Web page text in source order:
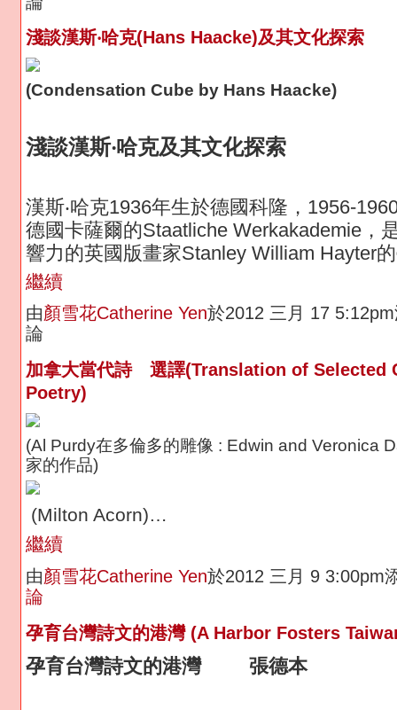
淺談漢斯‧哈克(Hans Haacke)及其文化探索
(Condensation Cube by Hans Haacke)
淺談漢斯‧哈克及其文化探索
漢斯‧哈克1936年生於德國科隆，1956-
德國卡薩爾的Staatliche Werkakademie，
響力的英國版畫家Stanley William Hayter
繼續
由顏雪花Catherine Yen於2012 三月 17
論
加拿大當代詩 選譯(Translation of Selected
Poetry)
(Al Purdy在多倫多的雕像 : Edwin and Veronica
家的作品)
(Milton Acorn)…
繼續
由顏雪花Catherine Yen於2012 三月 9
論
孕育台灣詩文的港灣 (A Harbor Fosters
孕育台灣詩文的港灣 張德本